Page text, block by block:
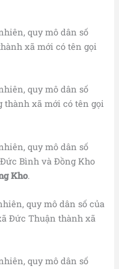
quy mô dân số
xã mới có tên gọi
quy mô dân số
thành xã mới có tên gọi
quy mô dân số
Bình và Đồng Kho
Kho.
quy mô dân số của
Đức Thuận thành xã
quy mô dân số